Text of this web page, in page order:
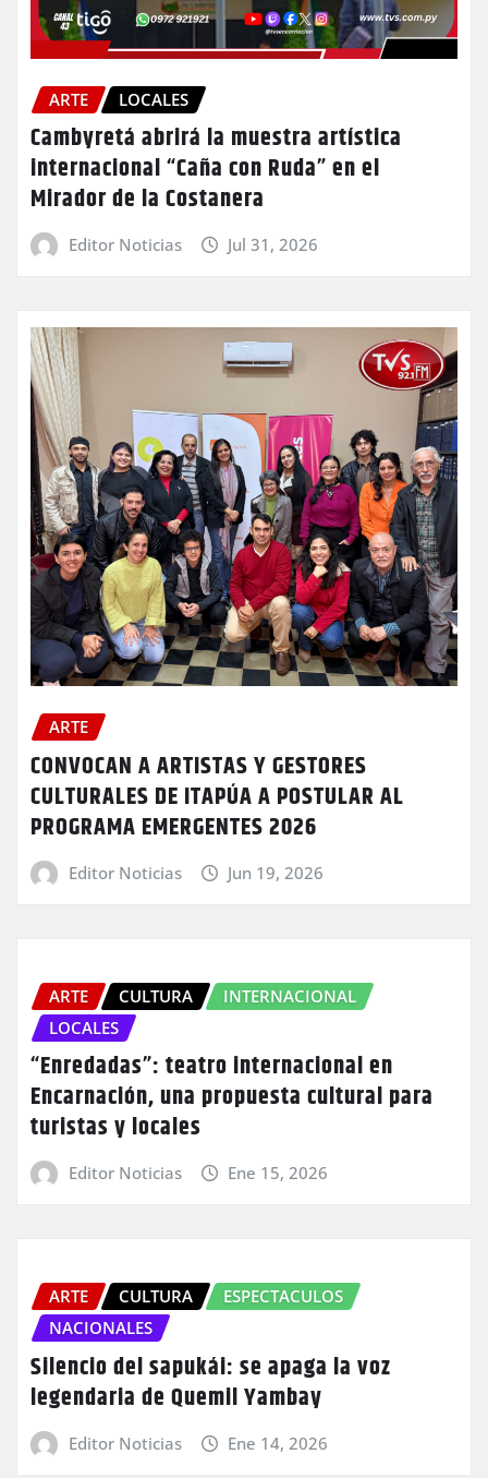
ARTE LOCALES
Cambyretá abrirá la muestra artística
internacional “Caña con Ruda” en el
Mirador de la Costanera
Editor Noticias Jul 31, 2026
ARTE
CONVOCAN A ARTISTAS Y GESTORES
CULTURALES DE ITAPÚA A POSTULAR AL
PROGRAMA EMERGENTES 2026
Editor Noticias Jun 19, 2026
ARTE CULTURA
INTERNACIONAL
LOCALES
“Enredadas”: teatro internacional en
Encarnación, una propuesta cultural para
turistas y locales
Editor Noticias Ene 15, 2026
ARTE CULTURA
ESPECTACULOS
NACIONALES
Silencio del sapukái: se apaga la voz
legendaria de Quemil Yambay
Editor Noticias Ene 14, 2026